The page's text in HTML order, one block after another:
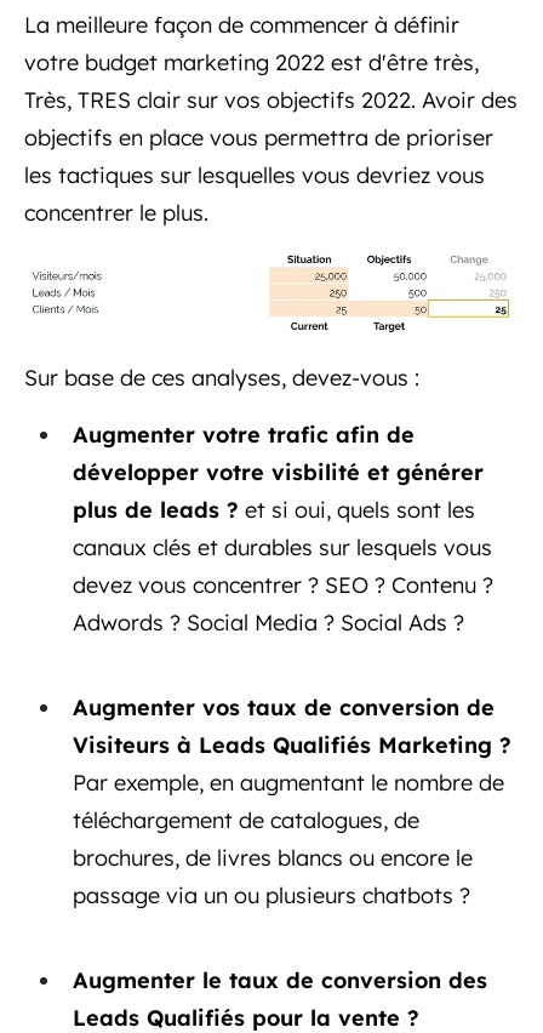
La meilleure façon de commencer à définir
votre budget marketing 2022 est d'être très,
Très, TRES clair sur vos objectifs 2022. Avoir des
objectifs en place vous permettra de prioriser
les tactiques sur lesquelles vous devriez vous
concentrer le plus.
Sur base de ces analyses, devez-vous :
Augmenter votre trafic afin de
développer votre visbilité et générer
plus de leads ? et si oui, quels sont les
canaux clés et durables sur lesquels vous
devez vous concentrer ? SEO ? Contenu ?
Adwords ? Social Media ? Social Ads ?
Augmenter vos taux de conversion de
Visiteurs à Leads Qualifiés Marketing ?
Par exemple, en augmentant le nombre de
téléchargement de catalogues, de
brochures, de livres blancs ou encore le
passage via un ou plusieurs chatbots ?
Augmenter le taux de conversion des
Leads Qualifiés pour la vente ?